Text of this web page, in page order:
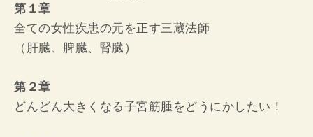
第１章
全ての女性疾患の元を正す三蔵法師
（肝臓、脾臓、腎臓）
第２章
どんどん大きくなる子宮筋腫をどうにかしたい！